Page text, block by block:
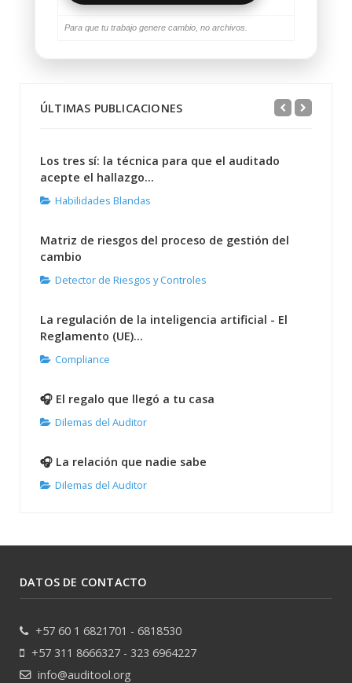
Para que tu trabajo genere cambio, no archivos.
ÚLTIMAS PUBLICACIONES
Los tres sí: la técnica para que el auditado
acepte el hallazgo...
Habilidades Blandas
Matriz de riesgos del proceso de gestión del
cambio
Detector de Riesgos y Controles
La regulación de la inteligencia artificial - El
Reglamento (UE)...
Compliance
🎧 El regalo que llegó a tu casa
Dilemas del Auditor
🎧 La relación que nadie sabe
Dilemas del Auditor
DATOS DE CONTACTO
+57 60 1 6821701 - 6818530
+57 311 8666327 - 323 6964227
info@auditool.org